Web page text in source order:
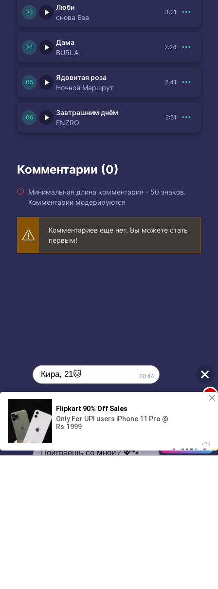
Люби
снова Ева
3:21
Дама
BURLA
2:24
Ядовитая роза
Ночной Маршрут
2:41
Завтрашним днём
ENZRO
2:51
Комментарии (0)
Минимальная длина комментария - 50 знаков.
Комментарии модерируются
Комментариев еще нет. Вы можете стать
первым!
01/07
00:00
Кира, 21🐱 20:44
Поиграешь со мной? 💖🐾
1